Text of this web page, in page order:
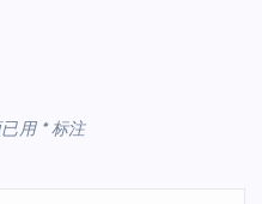
已用 *标注